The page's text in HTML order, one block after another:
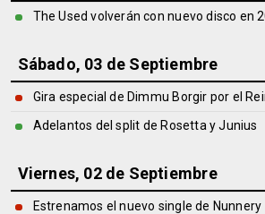
The Used volverán con nuevo disco en
Sábado, 03 de Septiembre
Gira especial de Dimmu Borgir por el
Adelantos del split de Rosetta y Junius
Viernes, 02 de Septiembre
Estrenamos el nuevo single de Nunnery